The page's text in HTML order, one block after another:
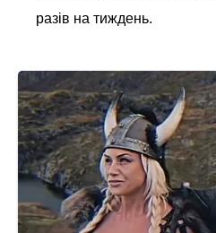
разів на тиждень.